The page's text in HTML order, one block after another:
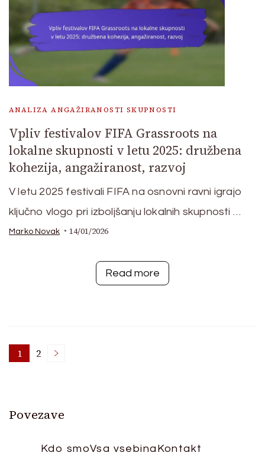
ANALIZA ANGAŽIRANOSTI SKUPNOSTI
Vpliv festivalov FIFA Grassroots na
lokalne skupnosti v letu 2025: družbena
kohezija, angažiranost, razvoj
V letu 2025 festivali FIFA na osnovni ravni igrajo
ključno vlogo pri izboljšanju lokalnih skupnosti …
Marko Novak 14/01/2026
Read more
Posts
Page
1 Page
2
Povezave
Kdo smoVsa vsebina Kontakt